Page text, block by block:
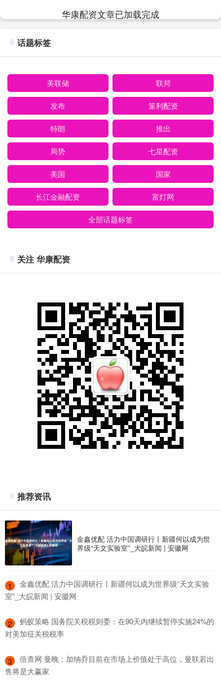
华康配资文章已加载完成
话题标签
美联储 联邦
发布 策利配资
特朗 推出
局势 七星配资
美国 国家
长江金融配资 富灯网
全部话题标签
关注 华康配资
推荐资讯
金鑫优配 活力中国调研行丨新疆何以成为世
界级“天文实验室”_大皖新闻 | 安徽网
1
​金鑫优配 活力中国调研行丨新疆何以成为世界级“天文实验
室”_大皖新闻 | 安徽网
2
​蚂蚁策略 国务院关税税则委：在90天内继续暂停实施24%的
对美加征关税税率
3
​倍查网 曼晚：加纳乔目前在市场上价值处于高位，曼联若出
售将是大赢家